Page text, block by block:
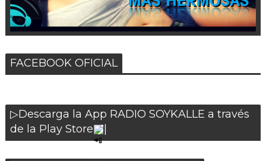
FACEBOOK OFICIAL
▷Descarga la App RADIO SOYKALLE a través
de la Play Store